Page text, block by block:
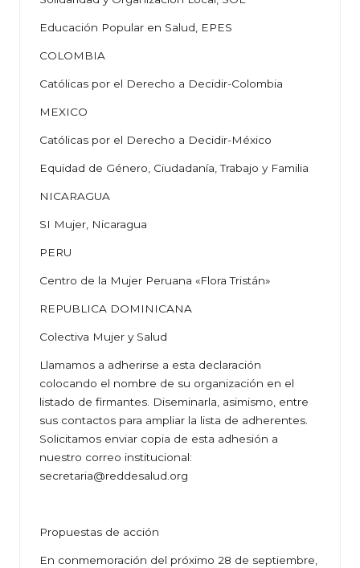
Educación Popular en Salud, EPES
COLOMBIA
Católicas por el Derecho a Decidir-Colombia
MEXICO
Católicas por el Derecho a Decidir-México
Equidad de Género, Ciudadanía, Trabajo y Familia
NICARAGUA
SI Mujer, Nicaragua
PERU
Centro de la Mujer Peruana «Flora Tristán»
REPUBLICA DOMINICANA
Colectiva Mujer y Salud
Llamamos a adherirse a esta declaración
colocando el nombre de su organización en el
listado de firmantes. Diseminarla, asimismo, entre
sus contactos para ampliar la lista de adherentes.
Solicitamos enviar copia de esta adhesión a
nuestro correo institucional:
secretaria@reddesalud.org
Propuestas de acción
En conmemoración del próximo 28 de septiembre,